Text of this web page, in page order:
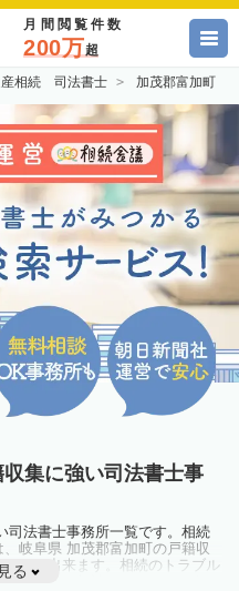
月間閲覧件数
200万超
相続 司法書士 加茂郡富加町
集に強い司法書士事
司法書士事務所一覧です。相続
岐阜県 加茂郡富加町の戸籍収
とが出来ます。相続のトラブル
法書士に相談してみましょう。
る